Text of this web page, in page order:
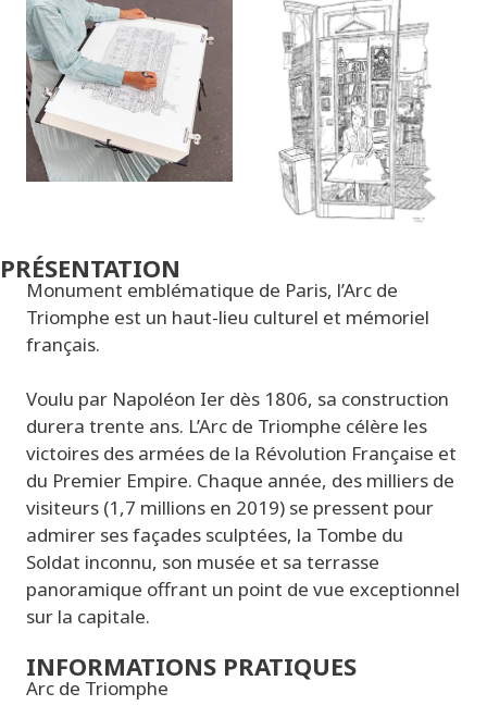
PRÉSENTATION
Monument emblématique de Paris, l’Arc de
Triomphe est un haut-lieu culturel et mémoriel
français.
Voulu par Napoléon Ier dès 1806, sa construction
durera trente ans. L’Arc de Triomphe célère les
victoires des armées de la Révolution Française et
du Premier Empire. Chaque année, des milliers de
visiteurs (1,7 millions en 2019) se pressent pour
admirer ses façades sculptées, la Tombe du
Soldat inconnu, son musée et sa terrasse
panoramique offrant un point de vue exceptionnel
sur la capitale.
INFORMATIONS PRATIQUES
Arc de Triomphe